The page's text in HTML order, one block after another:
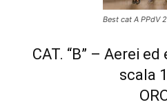
Best cat A PPdV
CAT. “B” – Aerei
scala